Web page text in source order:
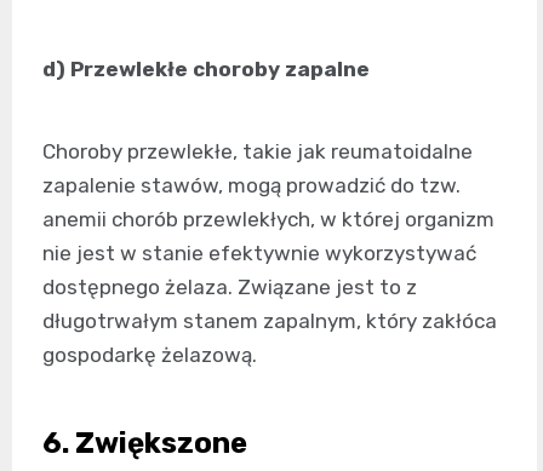
d) Przewlekłe choroby zapalne
Choroby przewlekłe, takie jak reumatoidalne
zapalenie stawów, mogą prowadzić do tzw.
anemii chorób przewlekłych, w której organizm
nie jest w stanie efektywnie wykorzystywać
dostępnego żelaza. Związane jest to z
długotrwałym stanem zapalnym, który zakłóca
gospodarkę żelazową.
6. Zwiększone